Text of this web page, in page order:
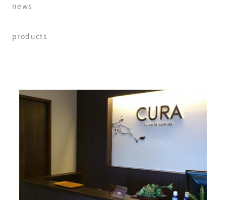
news
products